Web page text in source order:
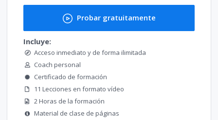
Probar gratuitamente
Incluye:
Acceso inmediato y de forma ilimitada
Coach personal
Certificado de formación
11 Lecciones en formato vídeo
2 Horas de la formación
Material de clase de páginas